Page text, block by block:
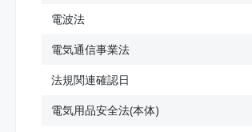
電波法
電気通信事業法
法規関連確認日
電気用品安全法(本体)